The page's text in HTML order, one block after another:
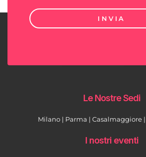
INVIA
Le Nostre Sedi
Milano | Parma | Casalmaggiore
I nostri eventi